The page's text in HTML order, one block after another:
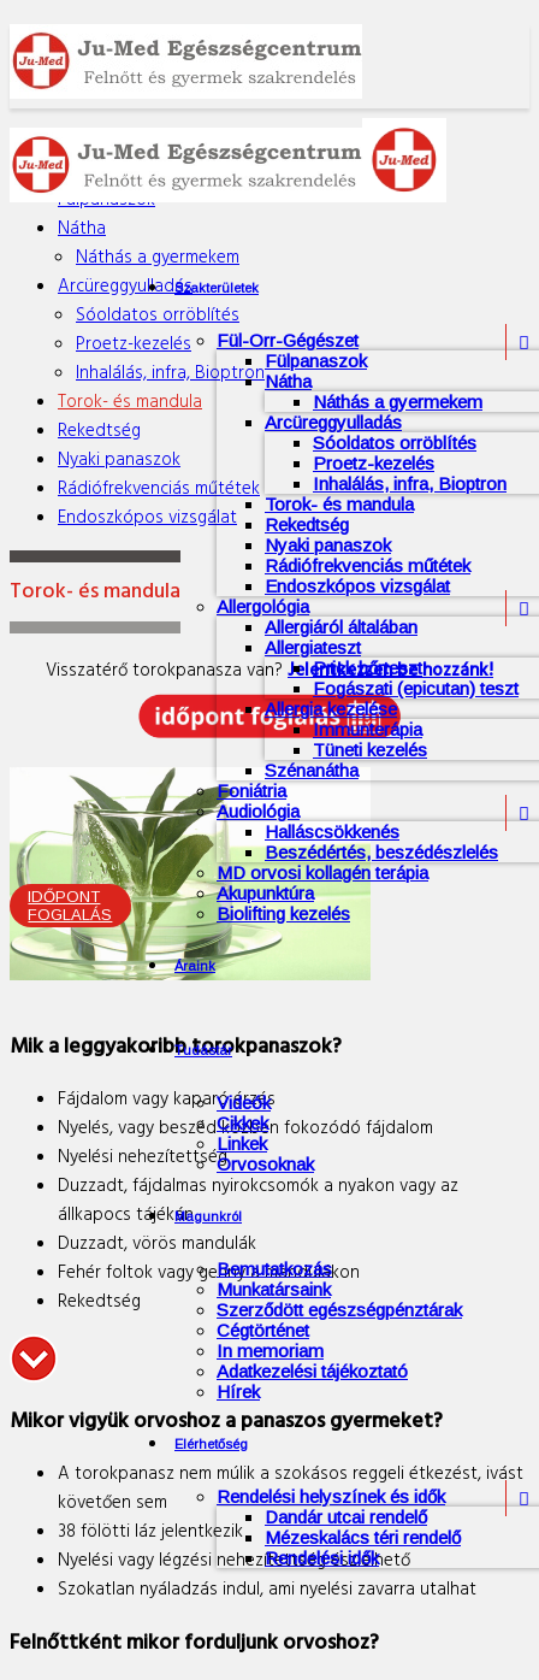
Szakterületek
Fül-Orr-Gégészet 
Fülpanaszok
Nátha
Náthás a gyermekem
Arcüreggyulladás
Sóoldatos orröblítés
Proetz-kezelés
Inhalálás, infra, Bioptron
Torok- és mandula
Rekedtség
Nyaki panaszok
Rádiófrekvenciás műtétek
Endoszkópos vizsgálat
Allergológia

Allergiáról általában
Allergiateszt
Prick bőrteszt
Fogászati (epicutan) teszt
Allergia kezelése
Immunterápia
Tüneti kezelés
Szénanátha
Foniátria
Audiológia

Halláscsökkenés
Beszédértés, beszédészlelés
MD orvosi kollagén terápia
Akupunktúra
Biolifting kezelés
Áraink
Tudástár
Videók
Cikkek
Linkek
Orvosoknak
Magunkról
Bemutatkozás
Munkatársaink
Szerződött egészségpénztárak
Cégtörténet
In memoriam
Adatkezelési tájékoztató
Hírek
Elérhetőség
Rendelési helyszínek és idők 
Dandár utcai rendelő
Mézeskalács téri rendelő
Rendelési idők
IDŐPONT
FOGLALÁS
Fül-orr-gégészet
Fülpanaszok
Nátha
Náthás a gyermekem
Arcüreggyulladás
Sóoldatos orröblítés
Proetz-kezelés
Inhalálás, infra, Bioptron
Torok- és mandula
Rekedtség
Nyaki panaszok
Rádiófrekvenciás műtétek
Endoszkópos vizsgálat
Torok- és mandula
Visszatérő torokpanasza van? Jelentkezzen be hozzánk!
Mik a leggyakoribb torokpanaszok?
Fájdalom vagy kaparó érzés
Nyelés, vagy beszéd közben fokozódó fájdalom
Nyelési nehezítettség
Duzzadt, fájdalmas nyirokcsomók a nyakon vagy az
állkapocs tájékán
Duzzadt, vörös mandulák
Fehér foltok vagy genny a mandulákon
Rekedtség
Mikor vigyük orvoshoz a panaszos gyermeket?
A torokpanasz nem múlik a szokásos reggeli étkezést, ivást
követően sem
38 fölötti láz jelentkezik
Nyelési vagy légzési nehezítettség észlelhető
Szokatlan nyáladzás indul, ami nyelési zavarra utalhat
Felnőttként mikor forduljunk orvoshoz?